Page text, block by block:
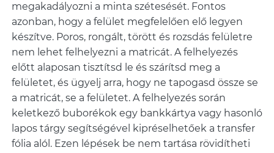
megakadályozni a minta szétesését. Fontos
azonban, hogy a felület megfelelően elő legyen
készítve. Poros, rongált, törött és rozsdás felületre
nem lehet felhelyezni a matricát. A felhelyezés
előtt alaposan tisztítsd le és szárítsd meg a
felületet, és ügyelj arra, hogy ne tapogasd össze se
a matricát, se a felületet. A felhelyezés során
keletkező buborékok egy bankkártya vagy hasonló
lapos tárgy segítségével kipréselhetőek a transfer
fólia alól. Ezen lépések be nem tartása rövidítheti